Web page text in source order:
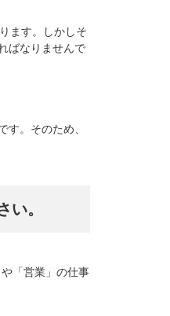
ます。しかしそ
ばなりませんで
。そのため、
い。
「営業」の仕事